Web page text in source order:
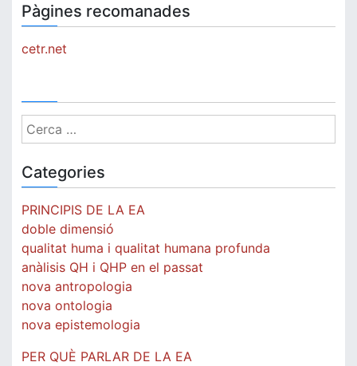
Pàgines recomanades
cetr.net
Cerca:
Categories
PRINCIPIS DE LA EA
doble dimensió
qualitat huma i qualitat humana profunda
anàlisis QH i QHP en el passat
nova antropologia
nova ontologia
nova epistemologia
PER QUÈ PARLAR DE LA EA